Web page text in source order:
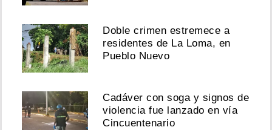
Doble crimen estremece a
residentes de La Loma, en
Pueblo Nuevo
Cadáver con soga y signos de
violencia fue lanzado en vía
Cincuentenario